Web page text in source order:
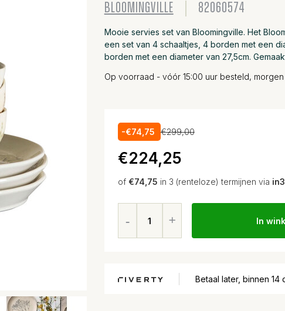
BLOOMINGVILLE 82060574
Mooie servies set van Bloomingville. Het
een set van 4 schaaltjes, 4 borden met een
borden met een diameter van 27,5cm.
Op voorraad - vóór 15:00 uur besteld,
-€74,75 €299,00
€224,25
of €74,75 in 3 (renteloze) termijnen via in3
In
Betaal later, binnen 14